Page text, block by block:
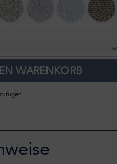
992 Platinum 930 Perle940
WARENKORB